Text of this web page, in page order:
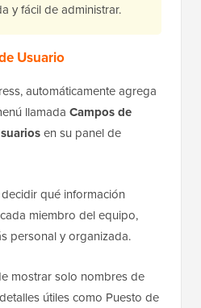
y fácil de administrar.
Usuario
automáticamente agrega
llamada Campos de
en su panel de
qué información
miembro del equipo,
personal y organizada.
mostrar solo nombres de
útiles como Puesto de